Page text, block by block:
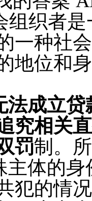
组织者
一种社
地位和
法成立贷
究相关
罚制。
主体的
犯的情